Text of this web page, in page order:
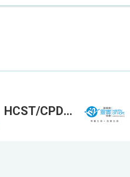
司機 (編號：HCST/CPD/CTE)